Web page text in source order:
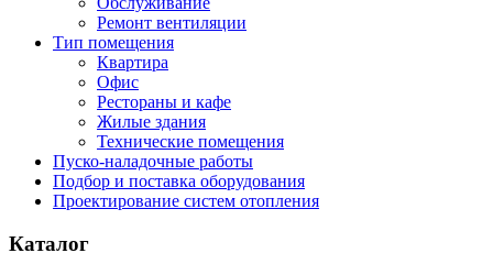
Ремонт вентиляции
Тип помещения
Квартира
Офис
Рестораны и кафе
Жилые здания
Технические помещения
Пуско-наладочные работы
Подбор и поставка оборудования
Проектирование систем отопления
Каталог